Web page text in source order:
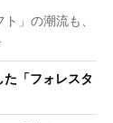
」の潮流も、
た「フォレスタ